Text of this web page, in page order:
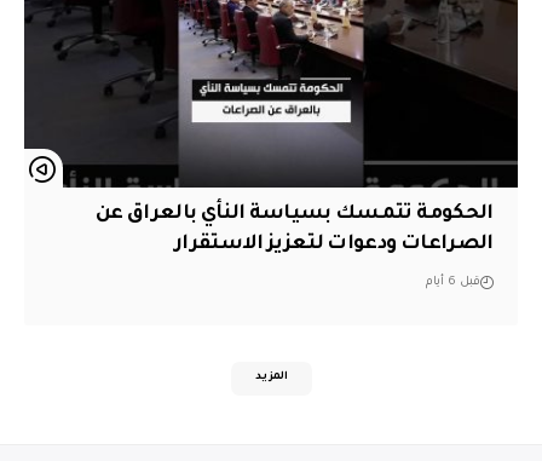
الحكومة تتمسك بسياسة النأي بالعراق عن
الصراعات ودعوات لتعزيز الاستقرار
قبل 6 أيام
المزيد